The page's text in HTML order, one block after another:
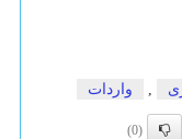
واردات
(0)